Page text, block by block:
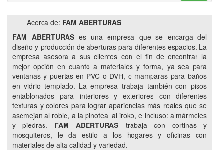
PUERTAS WPC PISOS DE PVC PARA INTERIORES
ZOCALOS DE PVC
ENTABLONADOS SINTETICOS SIMIL MADERA
ENTABLONADOS SINTETICOS SIMIL PIEDRA
DECKS DE PVC ROLL BOX ROLLER DOBLE
PANELES DESLIZANTES ETIENNE PARCELLE
CORTINAS PLEGABLES CORTINAS PLISADAS
CORTINAS VENCIANAS DE ALUMINIO
VENECIANAS DE MADERA MOSQUITEROS ENROLLABLES
Acerca de: FAM ABERTURAS
FAM ABERTURASes una empresa que se encarga del
diseño y producción de aberturas para diferentes espacios. La
empresa asesora a sus clientes con el fin de encontrar la
mejor opción en cuanto a materiales y forma, ya sea para
ventanas y puertas en PVC o DVH, o mamparas para baños
en vidrio templado. La empresa trabaja también con pisos
entablonados para interiores y exteriores con diferentes
texturas y colores para lograr apariencias más reales que se
asemejan al roble, a la pinotea, al iroko, e incluso: a mármoles
y piedras. FAM ABERTURAS trabaja con cortinas y
mosquiteros, le da estilo a los hogares y oficinas con
materiales de alta calidad y variedad.